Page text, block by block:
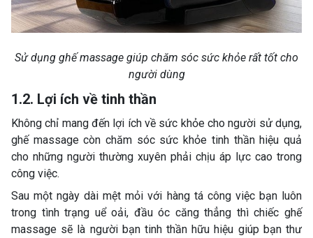
Sử dụng ghế massage giúp chăm sóc sức khỏe rất tốt cho
người dùng
1.2. Lợi ích về tinh thần
Không chỉ mang đến lợi ích về sức khỏe cho người sử dụng,
ghế massage còn chăm sóc sức khỏe tinh thần hiệu quả
cho những người thường xuyên phải chịu áp lực cao trong
công việc.
Sau một ngày dài mệt mỏi với hàng tá công việc bạn luôn
trong tình trạng uể oải, đầu óc căng thẳng thì chiếc ghế
massage sẽ là người bạn tinh thần hữu hiệu giúp bạn thư